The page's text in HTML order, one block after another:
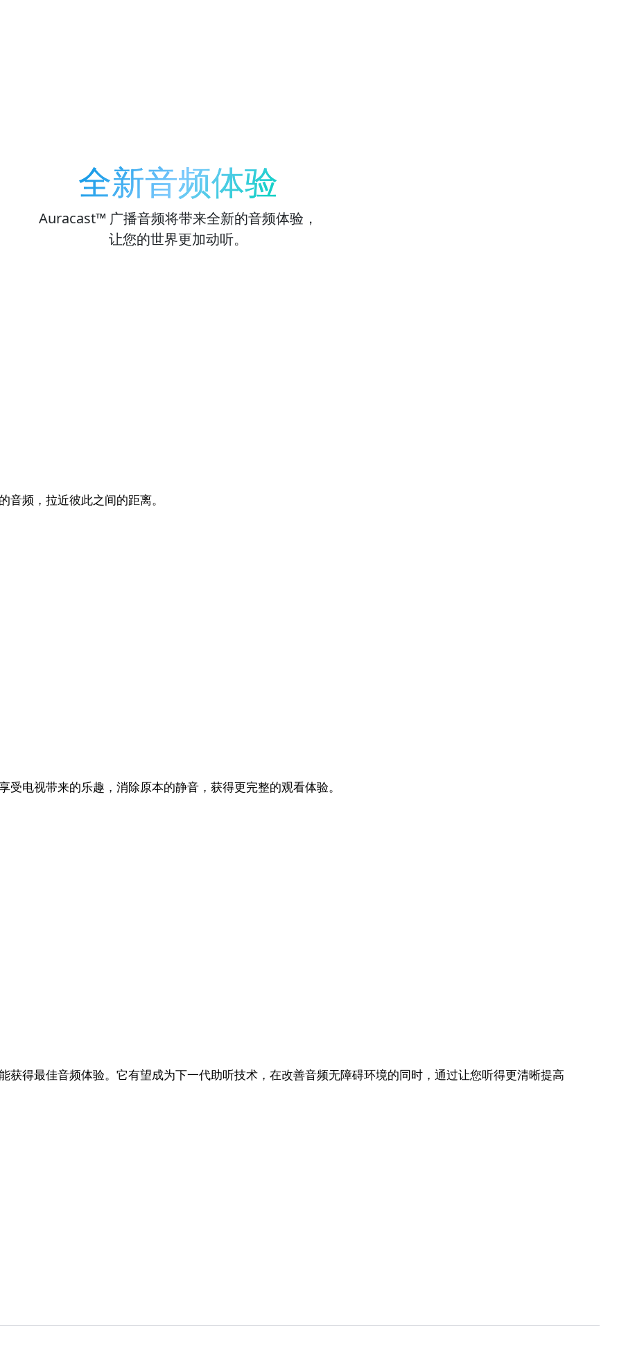
全新音频体验
Auracast™ 广播音频将带来全新的音频体验，
让您的世界更加动听。
频，拉近彼此之间的距离。
电视带来的乐趣，消除原本的静音，获得更完整的观看体验。
得最佳音频体验。它有望成为下一代助听技术，在改善音频无障碍环境的同时，通过让您听得更清晰提高